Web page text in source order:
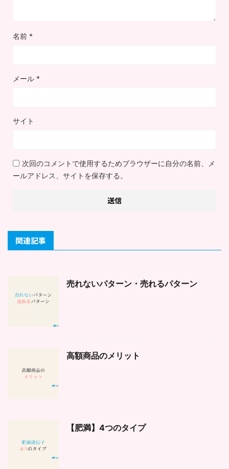
名前 *
メール *
サイト
次回のコメントで使用するためブラウザーに自分の名前、メ
ールアドレス、サイトを保存する。
関連記事
売れないパターン・売れるパターン
高額商品のメリット
【肥満】4つのタイプ